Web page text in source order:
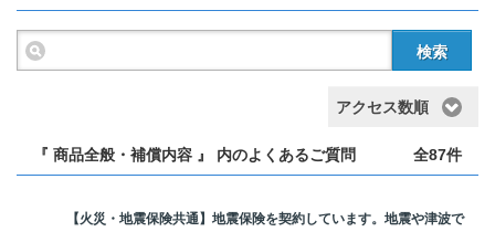
検索
アクセス数順
『 商品全般・補償内容 』 内のよくあるご質問 全87件
【火災・地震保険共通】地震保険を契約しています。地震や津波で